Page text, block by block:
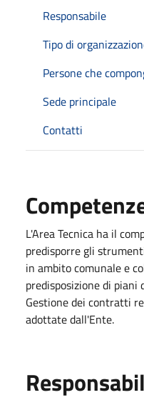
Responsabile
Tipo di
Persone che
Sede principale
Contatti
L'Area Tecnica ha il
predisporre gli
in ambito comunale e
predisposizione di piani
Gestione dei contratti
adottate dall'Ente.